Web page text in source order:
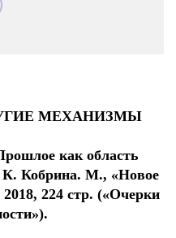
МЕХАНИЗМЫ
как область
К. Кобрина. М., «Новое
2018, 224 стр. («Очерки